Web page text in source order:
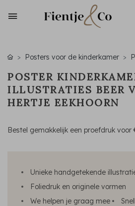
Posters voor de kinderkamer
POSTER
ILLUSTRATIES BEER
HERTJE EEKHOORN
Bestel gemakkelijk een proefdruk voor
Unieke handgetekende
Foliedruk en originele vormen
We helpen je graag mee